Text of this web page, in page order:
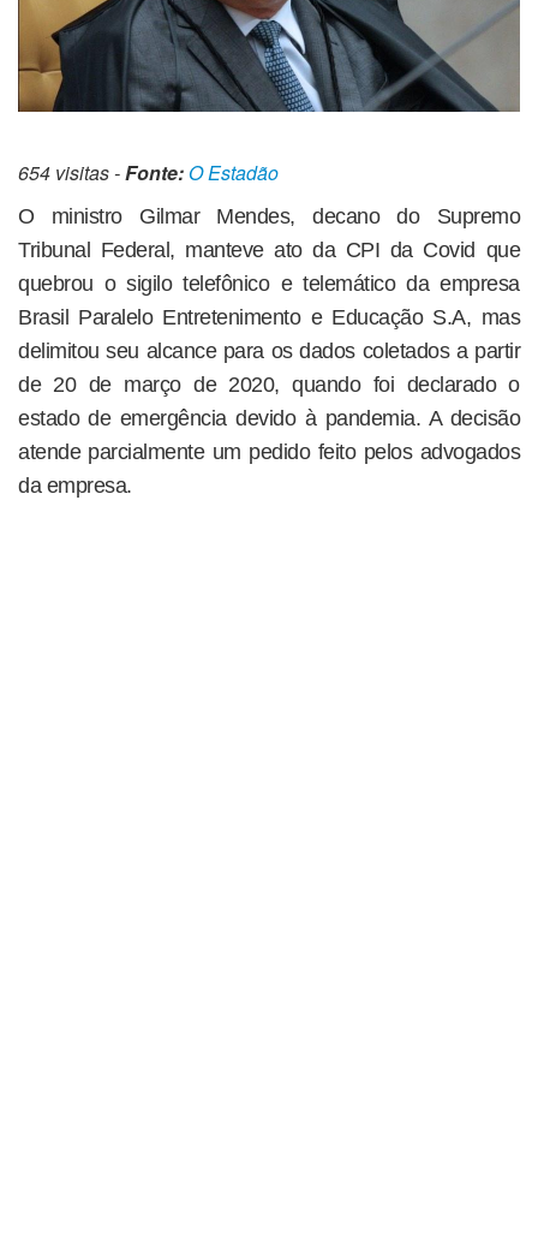
654 visitas -Fonte:O Estadão
O ministro Gilmar Mendes, decano do Supremo
Tribunal Federal, manteve ato da CPI da Covid que
quebrou o sigilo telefônico e telemático da empresa
Brasil Paralelo Entretenimento e Educação S.A, mas
delimitou seu alcance para os dados coletados a partir
de 20 de março de 2020, quando foi declarado o
estado de emergência devido à pandemia. A decisão
atende parcialmente um pedido feito pelos advogados
da empresa.